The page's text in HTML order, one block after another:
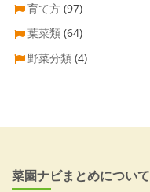
育て方 (97)
葉菜類 (64)
野菜分類 (4)
菜園ナビまとめについて